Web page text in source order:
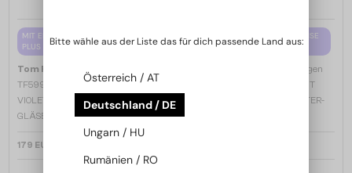
MIT EINER EINSTÄRKENGLASLINSE
PLUS 65 EUR
Tom Ford
Brillenfassungen
TF5998-K-B - 020 - 51 - MIT BLAU-
VIOLETTEM LICHTFILTER-
GLÄSERN
179 EUR
MIT EINER EINSTÄRKENGLASLINSE
PLUS 65 EUR
Brillenfassungen
TF5998-K-B ECO - 001 - 51 - MIT
BLAU-VIOLETTEM LICHTFILTER-
Bitte wähle aus der Liste das für dich passende Land aus:
Österreich / AT
Deutschland / DE
Ungarn / HU
Rumänien / RO